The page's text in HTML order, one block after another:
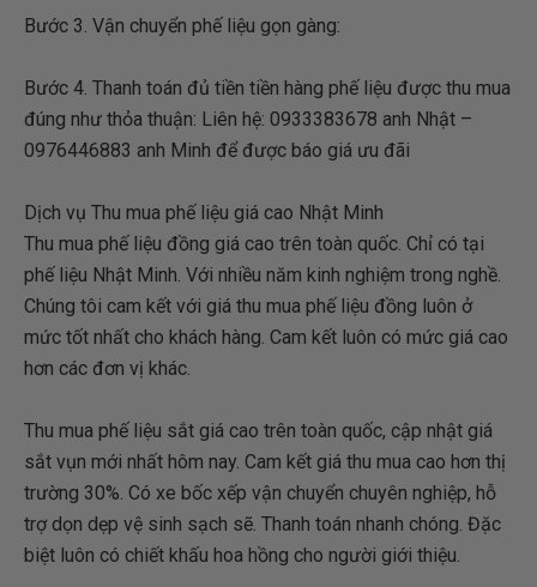
Bước 3. Vận chuyển phế liệu gọn gàng:
Bước 4. Thanh toán đủ tiền tiền hàng phế liệu được thu mua
đúng như thỏa thuận: Liên hệ: 0933383678 anh Nhật –
0976446883 anh Minh để được báo giá ưu đãi
Dịch vụ Thu mua phế liệu giá cao Nhật Minh
Thu mua phế liệu đồng giá cao trên toàn quốc. Chỉ có tại
phế liệu Nhật Minh. Với nhiều năm kinh nghiệm trong nghề.
Chúng tôi cam kết với giá thu mua phế liệu đồng luôn ở
mức tốt nhất cho khách hàng. Cam kết luôn có mức giá cao
hơn các đơn vị khác.
Thu mua phế liệu sắt giá cao trên toàn quốc, cập nhật giá
sắt vụn mới nhất hôm nay. Cam kết giá thu mua cao hơn thị
trường 30%. Có xe bốc xếp vận chuyển chuyên nghiệp, hỗ
trợ dọn dẹp vệ sinh sạch sẽ. Thanh toán nhanh chóng. Đặc
biệt luôn có chiết khấu hoa hồng cho người giới thiệu.